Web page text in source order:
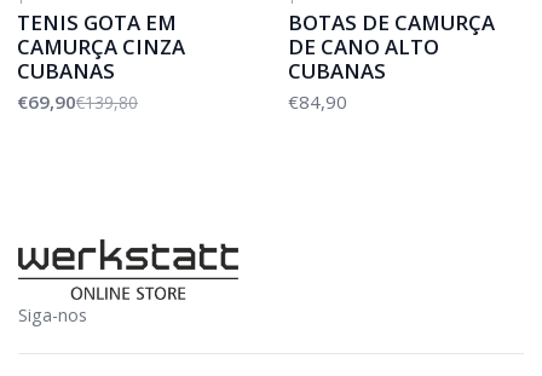
TENIS GOTA EM
CAMURÇA CINZA
CUBANAS
€69,90€139,80
BOTAS DE CAMURÇA
DE CANO ALTO
CUBANAS
€84,90
Siga-nos